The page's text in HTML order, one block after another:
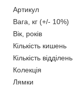
Артикул
Вага, кг (+/- 10%)
Вік, років
Кількість кишень
Кількість відділень
Колекція
Лямки